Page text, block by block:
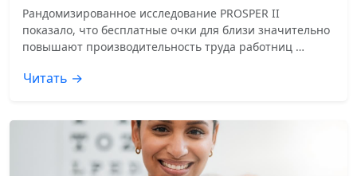
Рандомизированное исследование PROSPER II
показало, что бесплатные очки для близи значительно
повышают производительность труда работниц …
Читать →